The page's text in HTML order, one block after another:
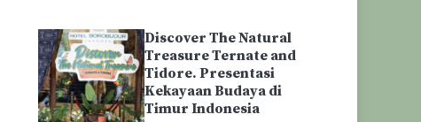
Discover The Natural
Treasure Ternate and
Tidore. Presentasi
Kekayaan Budaya di
Timur Indonesia